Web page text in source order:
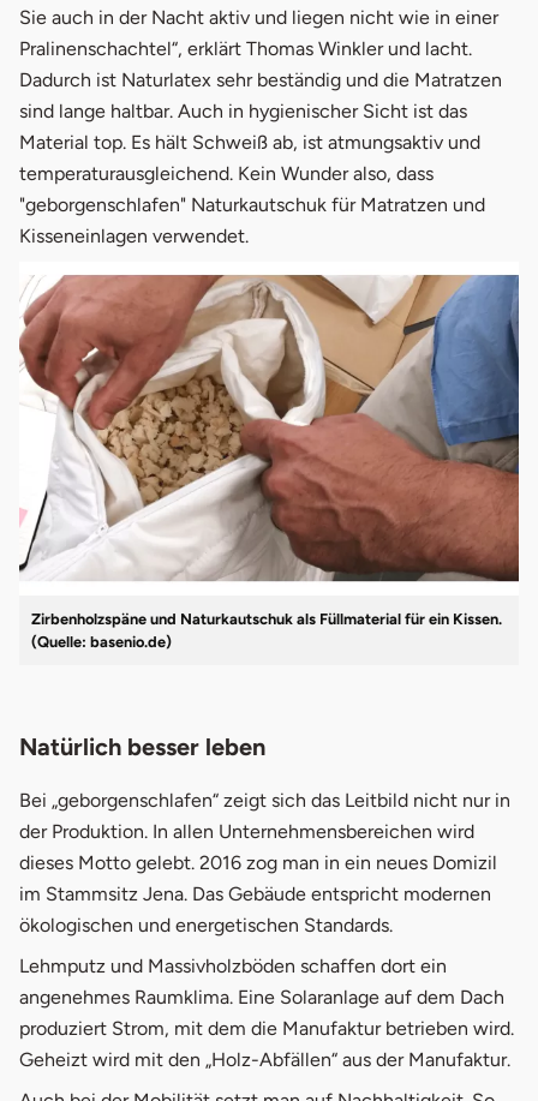
Sie auch in der Nacht aktiv und liegen nicht wie in einer
Pralinenschachtel“, erklärt Thomas Winkler und lacht.
Dadurch ist Naturlatex sehr beständig und die Matratzen
sind lange haltbar. Auch in hygienischer Sicht ist das
Material top. Es hält Schweiß ab, ist atmungsaktiv und
temperaturausgleichend. Kein Wunder also, dass
"geborgenschlafen" Naturkautschuk für Matratzen und
Kisseneinlagen verwendet.
Zirbenholzspäne und Naturkautschuk als Füllmaterial für ein Kissen.
(Quelle: basenio.de)
Natürlich besser leben
Bei „geborgenschlafen“ zeigt sich das Leitbild nicht nur in
der Produktion. In allen Unternehmensbereichen wird
dieses Motto gelebt. 2016 zog man in ein neues Domizil
im Stammsitz Jena. Das Gebäude entspricht modernen
ökologischen und energetischen Standards.
Lehmputz und Massivholzböden schaffen dort ein
angenehmes Raumklima. Eine Solaranlage auf dem Dach
produziert Strom, mit dem die Manufaktur betrieben wird.
Geheizt wird mit den „Holz-Abfällen“ aus der Manufaktur.